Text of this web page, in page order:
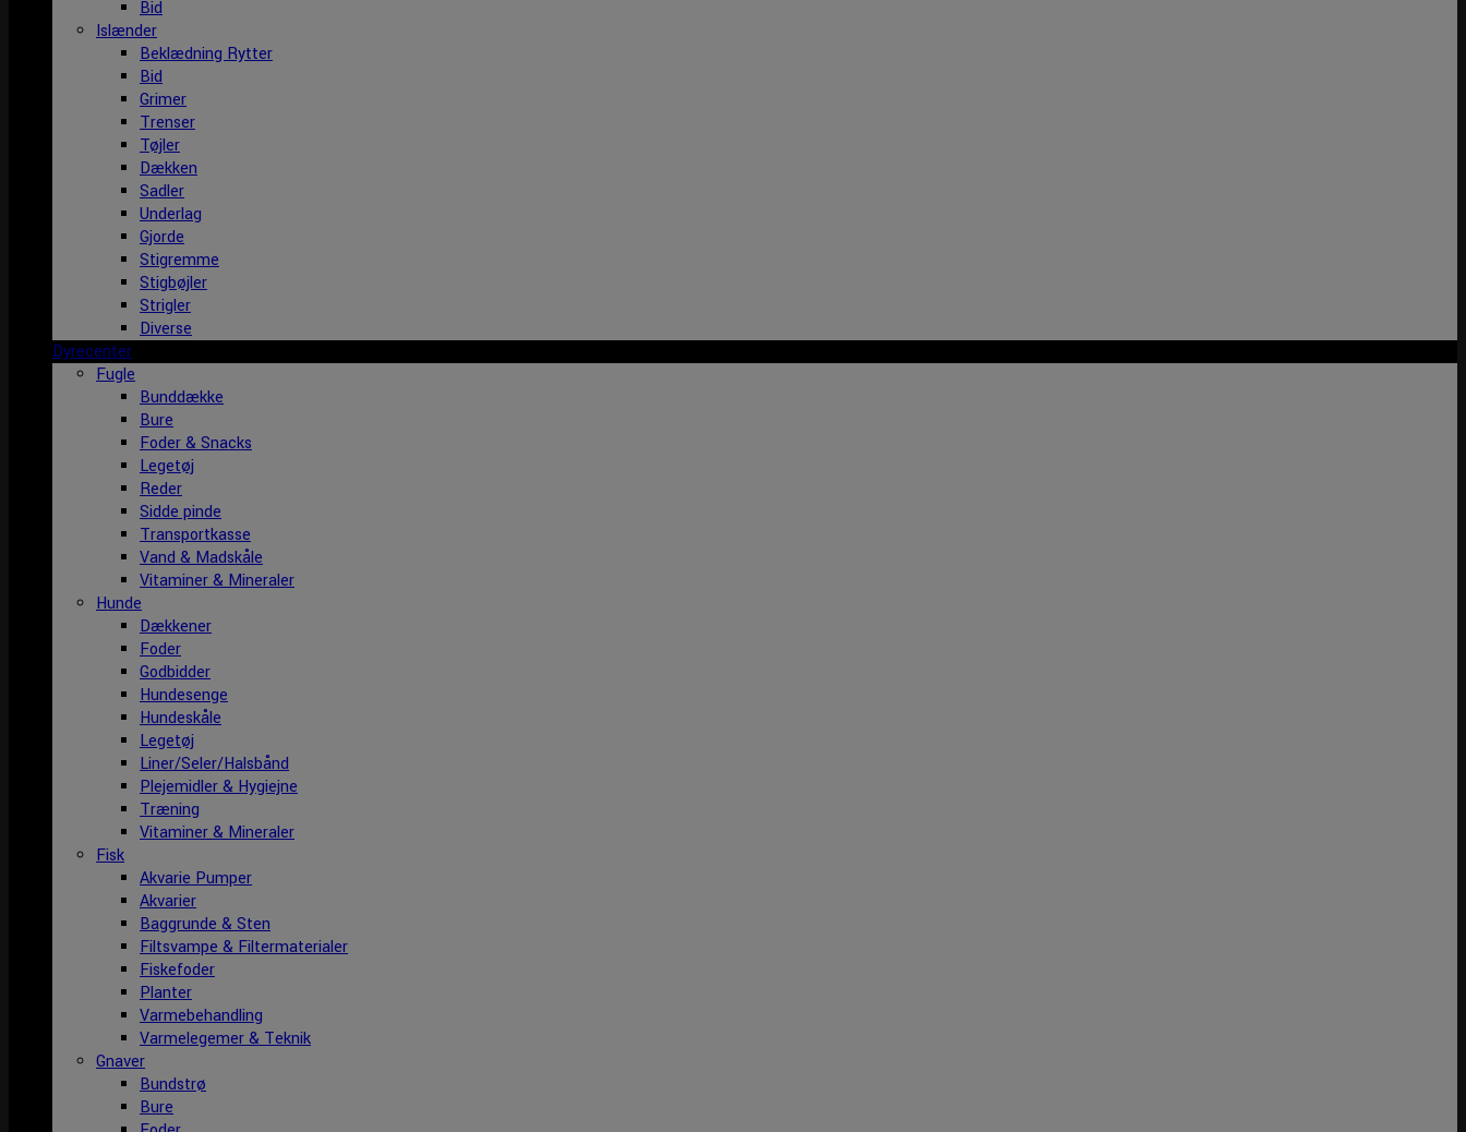
Bid
Islænder
Beklædning Rytter
Bid
Grimer
Trenser
Tøjler
Dækken
Sadler
Underlag
Gjorde
Stigremme
Stigbøjler
Strigler
Diverse
Dyrecenter
Fugle
Bunddække
Bure
Foder & Snacks
Legetøj
Reder
Sidde pinde
Transportkasse
Vand & Madskåle
Vitaminer & Mineraler
Hunde
Dækkener
Foder
Godbidder
Hundesenge
Hundeskåle
Legetøj
Liner/Seler/Halsbånd
Plejemidler & Hygiejne
Træning
Vitaminer & Mineraler
Fisk
Akvarie Pumper
Akvarier
Baggrunde & Sten
Filtsvampe & Filtermaterialer
Fiskefoder
Planter
Varmebehandling
Varmelegemer & Teknik
Gnaver
Bundstrø
Bure